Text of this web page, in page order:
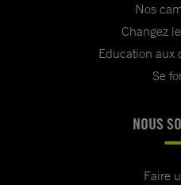
Nos
Changez
Education aux
Se
NOUS
Faire